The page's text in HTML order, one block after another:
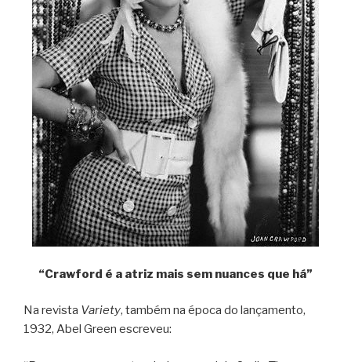
“Crawford é a atriz mais sem nuances que há”
Na revista Variety, também na época do lançamento,
1932, Abel Green escreveu: